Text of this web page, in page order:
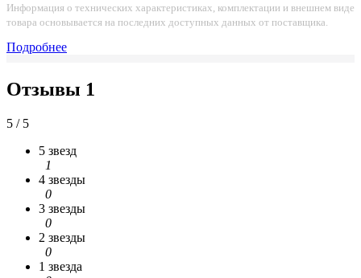
Информация о технических характеристиках, комплектации и внешнем виде
товара основывается на последних доступных данных от поставщика.
Подробнее
Отзывы 1
5 / 5
5 звезд
1
4 звезды
0
3 звезды
0
2 звезды
0
1 звезда